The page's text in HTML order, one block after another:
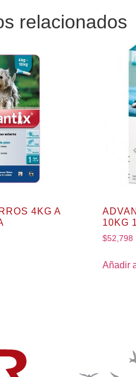
relacionados
4KG A
10KG
$52,798
Añadir